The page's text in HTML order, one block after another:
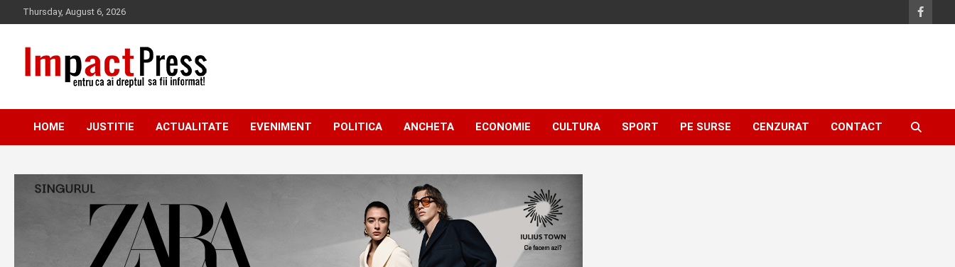
to
Thursday, August 6, 2026
IMPACTPRESS
HOME JUSTITIE ACTUALITATE EVENIMENT POLITICA ANCHETA ECONOMIE CULTURA SPORT PE SURSE CENZURAT CONTACT